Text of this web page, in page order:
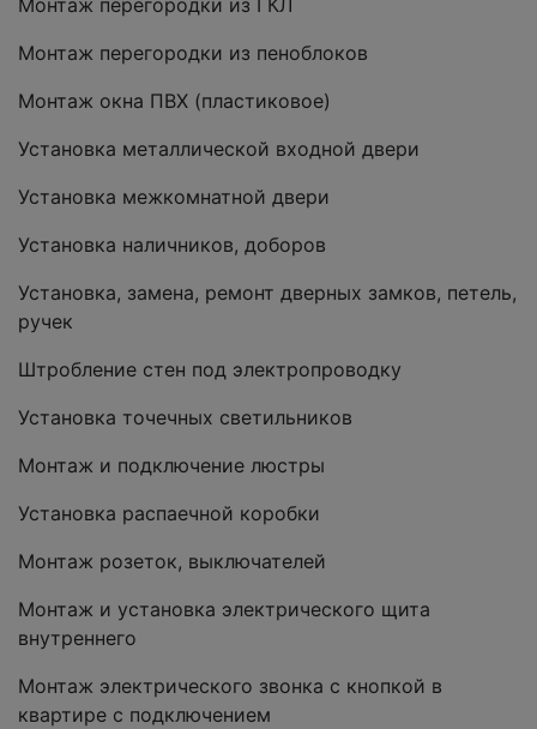
Монтаж перегородки из ГКЛ
Монтаж перегородки из пеноблоков
Монтаж окна ПВХ (пластиковое)
Установка металлической входной двери
Установка межкомнатной двери
Установка наличников, доборов
Установка, замена, ремонт дверных замков, петель,
ручек
Штробление стен под электропроводку
Установка точечных светильников
Монтаж и подключение люстры
Установка распаечной коробки
Монтаж розеток, выключателей
Монтаж и установка электрического щита
внутреннего
Монтаж электрического звонка с кнопкой в
квартире с подключением